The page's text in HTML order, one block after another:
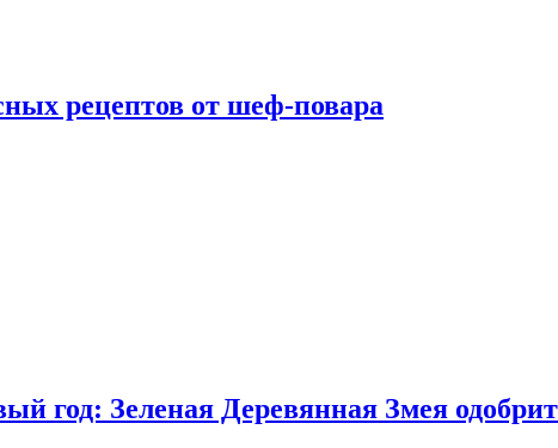
рецептов от шеф-повара
год: Зеленая Деревянная Змея одобрит